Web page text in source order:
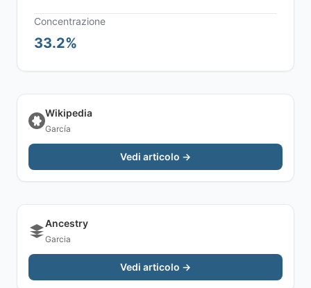
Concentrazione
33.2%
Wikipedia
García
Vedi articolo →
Ancestry
Garcia
Vedi articolo →